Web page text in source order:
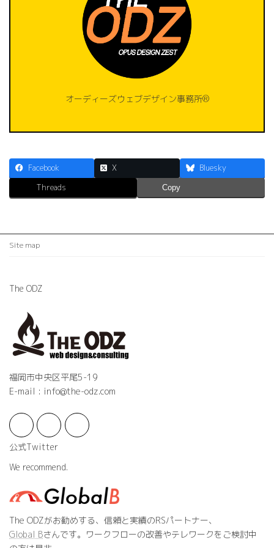
オーディーズウェブデザイン事務所®️
Facebook X
Bluesky
Threads
Copy
Site map
The ODZ
福岡市中央区平尾5-19
E-mail : info@the-odz.com
公式Twitter
We recommend.
The ODZがお勧めする、信頼と実績のRSパートナー、
Global Bさんです。ワークフローの改善やテレワークをご検討中